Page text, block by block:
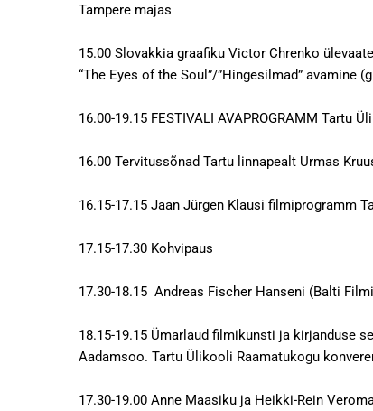
Tampere majas
15.00 Slovakkia graafiku Victor Chrenko
“The Eyes of the Soul”/”Hingesilmad”
16.00-19.15 FESTIVALI AVAPROGRAMM Tartu
16.00 Tervitussõnad Tartu linnapealt Urmas
16.15-17.15 Jaan Jürgen Klausi filmiprogramm
17.15-17.30 Kohvipaus
17.30-18.15 Andreas Fischer Hanseni (Balti
18.15-19.15 Ümarlaud filmikunsti ja kirjanduse
Aadamsoo. Tartu Ülikooli Raamatukogu
17.30-19.00 Anne Maasiku ja Heikki-Rein